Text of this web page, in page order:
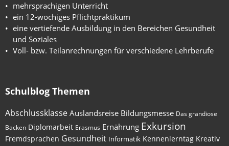
mehrsprachigen Unterricht
ein 12-wöchiges Pflichtpraktikum
eine vertiefende Ausbildung in den Bereichen Gesundheit
und Soziales
Voll- bzw. Teilanrechnungen für verschiedene Lehrberufe
Schulblog Themen
AbschlussklasseAuslandsreise Bildungsmesse Das grandiose
Backen Diplomarbeit Erasmus Ernährung Exkursion
Fremdsprachen Gesundheit Informatik Kennenlerntag Kreativ